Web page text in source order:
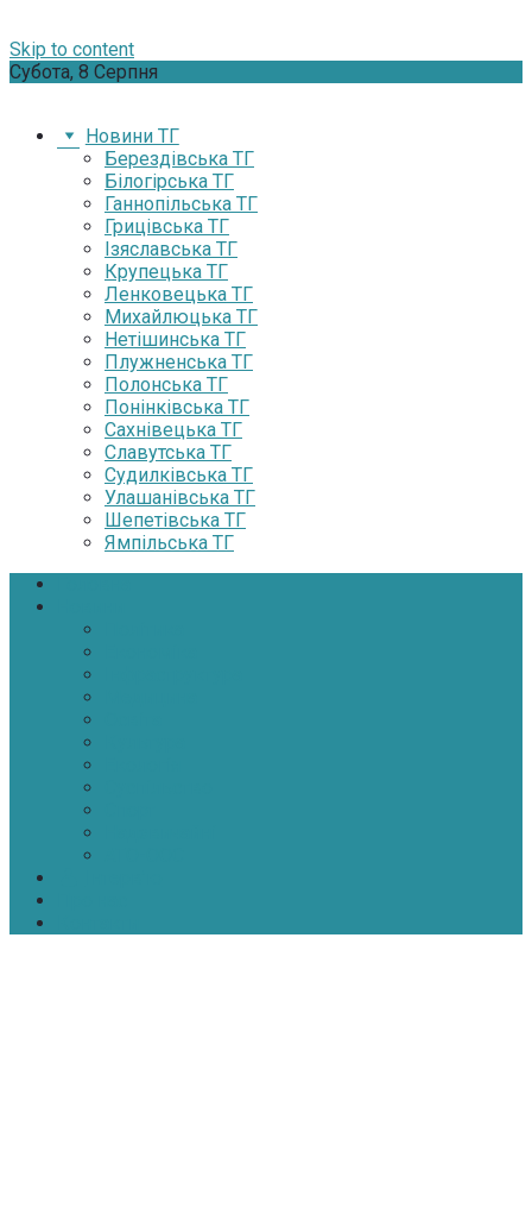
Skip to content
Субота, 8 Серпня
Новини ТГ
Берездівська ТГ
Білогірська ТГ
Ганнопільська ТГ
Грицівська ТГ
Ізяславська ТГ
Крупецька ТГ
Ленковецька ТГ
Михайлюцька ТГ
Нетішинська ТГ
Плужненська ТГ
Полонська ТГ
Понінківська ТГ
Сахнівецька ТГ
Славутська ТГ
Судилківська ТГ
Улашанівська ТГ
Шепетівська ТГ
Ямпільська ТГ